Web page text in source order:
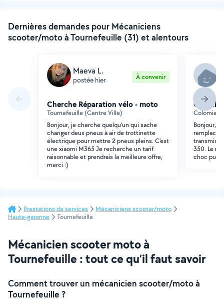
Dernières demandes pour Mécaniciens
scooter/moto à Tournefeuille (31) et alentours
Maeva L.
postée hier À convenir
Cherche Réparation vélo - moto
Tournefeuille (Centre Ville)
Bonjour, je cherche quelqu'un qui sache
changer deux pneus à air de trottinette
électrique pour mettre 2 pneus pleins. C'est
une xiaomi M365 Je recherche un tarif
raisonnable et prendrais la meilleure offre,
merci :)
Colomiers
Bonjour,
350. Le
choc
Prestations de services
Mécaniciens scooter/moto
Haute-garonne
Tournefeuille
Mécanicien scooter moto à
Tournefeuille : tout ce qu’il faut savoir
Comment trouver un mécanicien scooter/moto à
Tournefeuille ?